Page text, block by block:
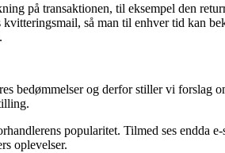
på transaktionen, til eksempel den
så man til enhver tid kan
bedømmelser og derfor stiller vi forslag
popularitet. Tilmed ses endda
oplevelser.